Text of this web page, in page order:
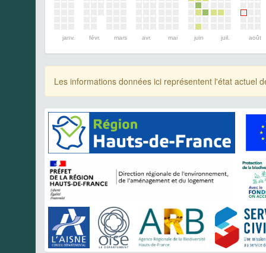
janv. févr. mars avr. mai juin juil. août
Les informations données ici représentent l'état actuel